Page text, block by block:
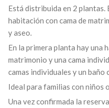
Está distribuida en 2 plantas.
habitación con cama de
y aseo.
En la primera planta hay una
matrimonio y una cama
camas individuales y un baño
Ideal para familias con niños
Una vez confirmada la